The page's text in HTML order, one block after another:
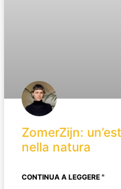
ZomerZijn:
nella natura
CONTINUA A LEGGERE "